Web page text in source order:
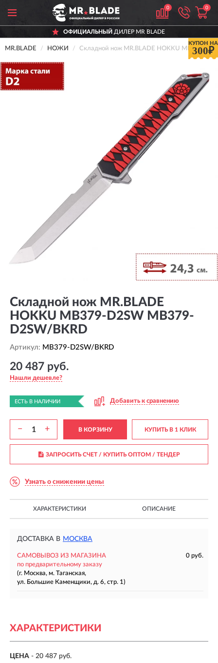
0 0
ОФИЦИАЛЬНЫЙ ДИЛЕР MR BLADE
КУПОН НА
300₽
MR.BLADE НОЖИ Складной нож MR.BLADE HOKKU MB379-
Складной нож MR.BLADE
HOKKU MB379-D2SW MB379-
D2SW/BKRD
Артикул: MB379-D2SW/BKRD
20 487 руб.
Нашли дешевле?
ЕСТЬ В НАЛИЧИИ Добавить к сравнению
− + В КОРЗИНУ КУПИТЬ В 1 КЛИК
ЗАПРОСИТЬ СЧЕТ / КУПИТЬ ОПТОМ/ ТЕНДЕР
Узнать о снижении цены
ХАРАКТЕРИСТИКИ ОПИСАНИЕ
ДОСТАВКА В МОСКВА
САМОВЫВОЗ ИЗ МАГАЗИНА
0 руб.
по предварительному заказу
(г. Москва, м. Таганская,
ул. Большие Каменщики, д. 6, стр. 1)
ХАРАКТЕРИСТИКИ
ЦЕНА - 20 487 руб.